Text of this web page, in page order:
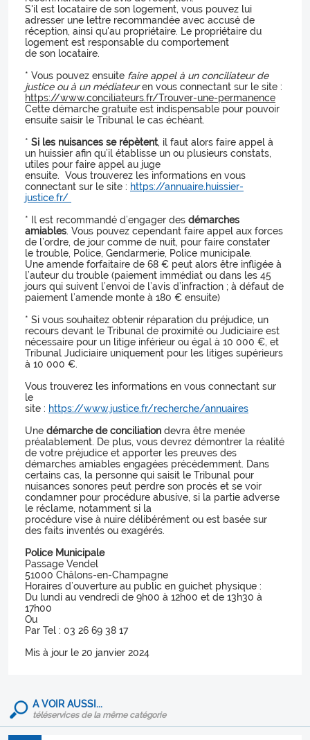
S'il est locataire de son logement, vous pouvez lui
adresser une lettre recommandée avec accusé de
réception, ainsi qu'au propriétaire. Le propriétaire du
logement est responsable du comportement
de son locataire.
* Vous pouvez ensuite faire appel à un conciliateur de
justice ou à un médiateuren vous connectant sur le site :
https://www.conciliateurs.fr/Trouver-une-permanence
Cette démarche gratuite est indispensable pour pouvoir
ensuite saisir le Tribunal le cas échéant.
* Si les nuisances se répètent, il faut alors faire appel à
un huissier afin qu’il établisse un ou plusieurs constats,
utiles pour faire appel au juge
ensuite. Vous trouverez les informations en vous
connectant sur le site : https://annuaire.huissier-
justice.fr/
* Il est recommandé d’engager des démarches
amiables. Vous pouvez cependant faire appel aux forces
de l’ordre, de jour comme de nuit, pour faire constater
le trouble, Police, Gendarmerie, Police municipale.
Une amende forfaitaire de 68 € peut alors être infligée à
l’auteur du trouble (paiement immédiat ou dans les 45
jours qui suivent l’envoi de l’avis d’infraction ; à défaut de
paiement l’amende monte à 180 € ensuite)
* Si vous souhaitez obtenir réparation du préjudice, un
recours devant le Tribunal de proximité ou Judiciaire est
nécessaire pour un litige inférieur ou égal à 10 000 €, et
Tribunal Judiciaire uniquement pour les litiges supérieurs
à 10 000 €.
Vous trouverez les informations en vous connectant sur
le
site : https://www.justice.fr/recherche/annuaires
Une démarche de conciliation devra être menée
préalablement. De plus, vous devrez démontrer la réalité
de votre préjudice et apporter les preuves des
démarches amiables engagées précédemment. Dans
certains cas, la personne qui saisit le Tribunal pour
nuisances sonores peut perdre son procès et se voir
condamner pour procédure abusive, si la partie adverse
le réclame, notamment si la
procédure vise à nuire délibérément ou est basée sur
des faits inventés ou exagérés.
Police Municipale
Passage Vendel
51000 Châlons-en-Champagne
Horaires d’ouverture au public en guichet physique :
Du lundi au vendredi de 9h00 à 12h00 et de 13h30 à
17h00
Ou
Par Tel : 03 26 69 38 17
Mis à jour le 20 janvier 2024
A VOIR AUSSI...
téléservices de la même catégorie